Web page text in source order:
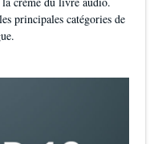
principales catégories de